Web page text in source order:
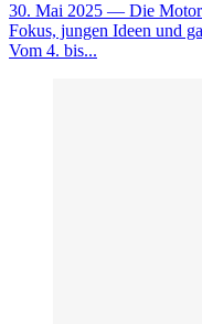
30. Mai 2025 — Die
Fokus, jungen Ideen und
Vom 4. bis...